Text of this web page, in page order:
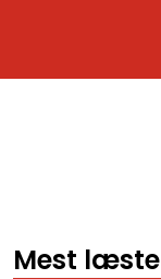
Mest læste